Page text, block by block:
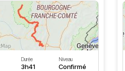
Durée
3h41
Niveau
Confirmé